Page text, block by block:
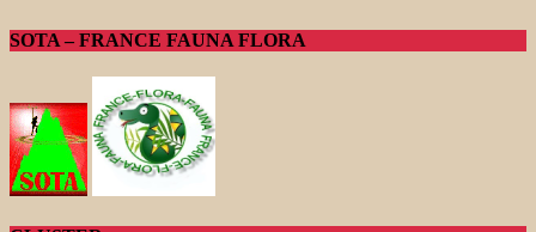
SOTA – FRANCE FAUNA FLORA